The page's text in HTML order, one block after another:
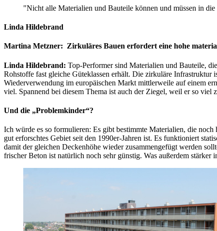
Nicht alle Materialien und Bauteile können und müssen in
Linda Hildebrand
Martina Metzner: Zirkuläres Bauen erfordert eine hohe
Linda Hildebrand: Top-Performer sind Materialien und Bauteile,
Rohstoffe fast gleiche Güteklassen erhält. Die zirkuläre
Wiederverwendung im europäischen Markt mittlerweile auf einem
viel. Spannend bei diesem Thema ist auch der Ziegel, weil er so viel
Und die „Problemkinder“?
Ich würde es so formulieren: Es gibt bestimmte Materialien, die
gut erforschtes Gebiet seit den 1990er-Jahren ist. Es funktioniert
damit der gleichen Deckenhöhe wieder zusammengefügt werden
frischer Beton ist natürlich noch sehr günstig. Was außerdem